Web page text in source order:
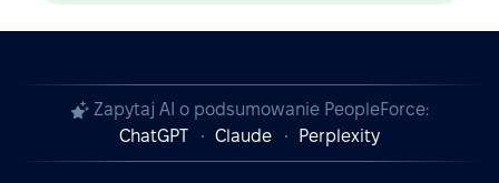
Zapytaj AI o podsumowanie PeopleForce:
ChatGPT
Claude Perplexity